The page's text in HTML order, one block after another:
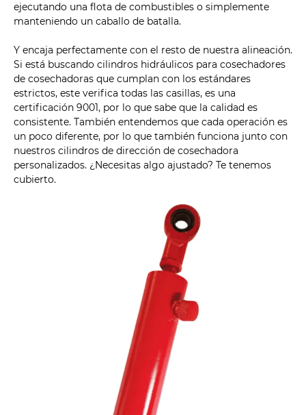
ejecutando una flota de combustibles o simplemente
manteniendo un caballo de batalla.
Y encaja perfectamente con el resto de nuestra alineación.
Si está buscando cilindros hidráulicos para cosechadores
de cosechadoras que cumplan con los estándares
estrictos, este verifica todas las casillas, es una
certificación 9001, por lo que sabe que la calidad es
consistente. También entendemos que cada operación es
un poco diferente, por lo que también funciona junto con
nuestros cilindros de dirección de cosechadora
personalizados. ¿Necesitas algo ajustado? Te tenemos
cubierto.